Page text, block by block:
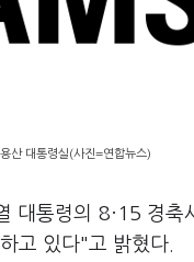
용산 대통령실(사진=연합뉴스)
대통령의 8·15 경
고 있다"고 밝혔다.